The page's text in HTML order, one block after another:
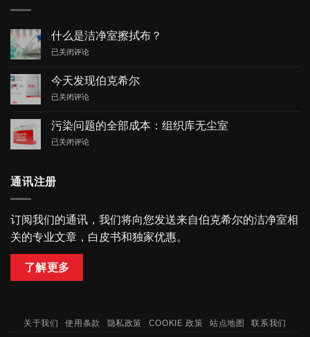
什么是洁净室擦拭布？
什
是
洁
净
擦
拭
布？
已关闭评论
今天发现伯克希尔
今
发
现
伯
尔
已关闭评论
污染问题的全部成本：组织库无尘室
污
题
的
成
本：
库
无
已关闭评论
通讯注册
订阅我们的通讯，我们将向您发送来自伯克希尔的洁净室相
关的专业文章，白皮书和独家优惠。
了解更多
关于我们 使用条款 隐私政策 COOKIE 政策 站点地图 联系我们